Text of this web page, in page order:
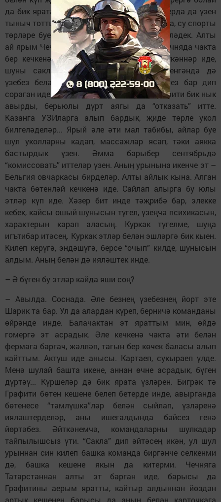
да бик ярата, поездда да, бронетранспортерда да үзен
тыныч тотты. Казанда үткән Универсиадада, су спорты
төрләре буенча дөнья чемпионатында эшләдек. Алты
ай ярым Чечняда, Дагыстанда булдык. Чечняда чакта
бер кечкенә көчек баласы калдырып киткәннәр иде,
шуны саклап үстерде, Дагыстанга күченгәндә дә
үзебез белән алдык әле аны. Ничә этегез бар дип
сораган идегез бит әле. Быел җәй көне Графити бик нык
авырды, берьюлы дүрт аягы да “отказать” итте.
Казанга УЗИларга алып бардык, җиде төрле укол
билгеләделәр... Ярый әле әти мал табибы, айлар буе
шул уколларны кадап, массажлар ясап, тәки аякка
бастырдык үзен. Әмма барыбер сентябрьдә
“комиссовать” иттеләр үзен. Аның урынына икенче эт –
Бельгия овчаркасы бирделәр. Алты айлык кына. Алган
чакта бөтенләй кечкенә иде. Сайлап алырга бу юлы
этләр күп иде. Хәзер бит инде тәҗрибә бар, элекке
кебек, кайсы ошый шунысын түгел, үзеңчә психикасын,
характерын карап аласың. Куркак түгелме, шуңа
игътибар итәсең. Куркак этләр белән эшләргә бик кыен.
Килеп керүгә, эндәшүгә, берсе “очып” килде, шунысын
алдым. Аның белән дә ияләштек инде.
– Ә бүген бу этләр кайда яши соң?
– Авылда. Соснада. Әле безнең үзебезнең йорт эте
Шарик та бар. Ул да алардан күреп, берничә команданы
өйрәнде инде. Балачактан эт яраттым мин, өйдә
гомергә эт асрадык. Әле кечкенә чакта әти белән
фермага баргач, жәлләп, тагын бер көчек баласы алып
кайттым. Актүш иде анысы. Картаеп, сукыраеп үлде.
Менә шулай башта икене, аннан өчне асрадык, бүген
дүртәү... Күршеләр дә бик ярата үзләрен. Бигрәк тә
Графити бөтен кешене белеп бетерде инде, авырганда
бөтенесе “тәмлүшкә”ләр белән сыйлап, үзләренә
ияләштерделәр, аны ишегалдында бәйсез генә
йөртәбез. Әйткәнемчә, командаларны шулкадәр
тайпылышсыз үти. “Сакла” дип әйтәсең икән, ул шул
урыннан син килеп башка команда биргәнче селкенми
дә, башка кешене якын да китерми. Чечняга
Татарстаннан алты эт барган иде, барысы да
Графитины аерым яратты, кайтыр алдыннан йөздән
артык кешенең барысы да аның белән карточкага